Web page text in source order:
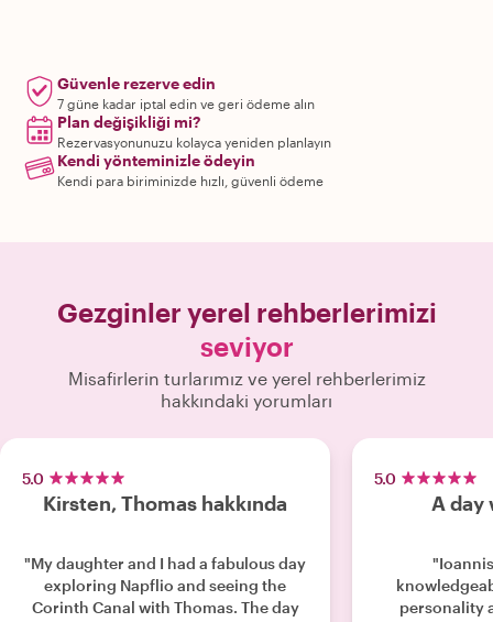
Güvenle rezerve edin
7 güne kadar iptal edin ve geri ödeme alın
Plan değişikliği mi?
Rezervasyonunuzu kolayca yeniden planlayın
Kendi yönteminizle ödeyin
Kendi para biriminizde hızlı, güvenli ödeme
Gezginler yerel rehberlerimizi
seviyor
Misafirlerin turlarımız ve yerel rehberlerimiz
hakkındaki yorumları
5.0
Kirsten, Thomas hakkında
"My daughter and I had a fabulous day
exploring Napflio and seeing the
Corinth Canal with Thomas. The day
5.0
A day
personality